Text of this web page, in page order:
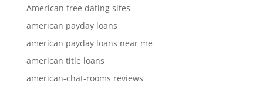
American free dating sites
american payday loans
american payday loans near me
american title loans
american-chat-rooms reviews